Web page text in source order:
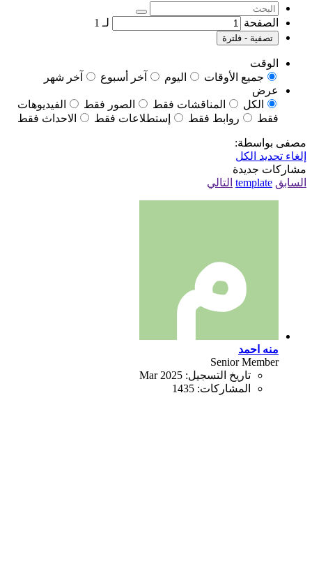
الصفحة لـ 1
تصفية - فلترة
الوقت
جميع الأوقات
اليوم آخر أسبوع
آخر شهر
عرض
الكل
المناقشات فقط الصور فقط
الفيديوهات
فقط
روابط فقط إستطلاعات فقط الاحداث فقط
مصفى بواسطة:
إلغاء تحديد الكل
مشاركات جديدة
السابق template التالي
منه احمد
Senior Member
تاريخ التسجيل: Mar 2025
المشاركات: 1435